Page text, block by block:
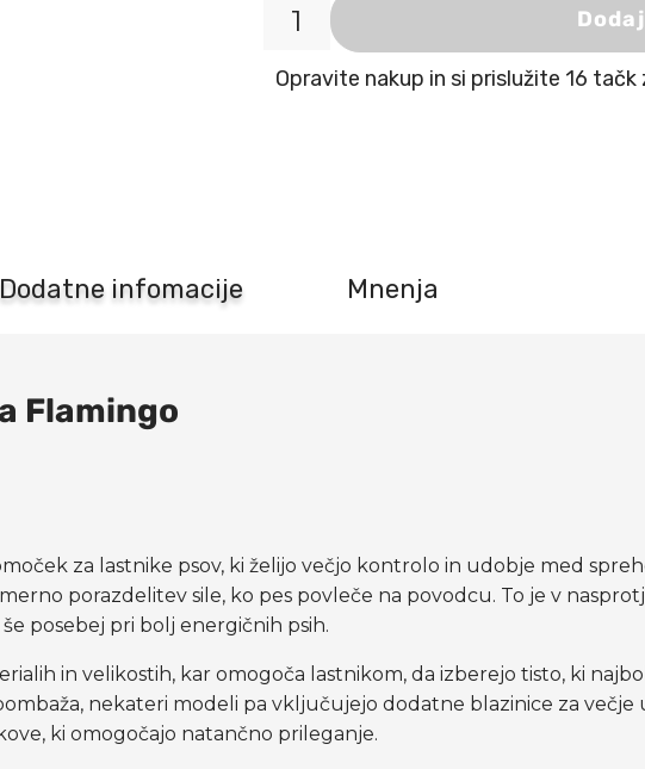
psaOpravite nakup in si prislužite 16
infomacije Mnenja
Flamingo
za lastnike psov, ki želijo večjo kontrolo in udobje med
porazdelitev sile, ko pes povleče na povodcu. To je v
posebej pri bolj energičnih psih.
in velikostih, kar omogoča lastnikom, da izberejo tisto, ki
nekateri modeli pa vključujejo dodatne blazinice za večje
ki omogočajo natančno prileganje.